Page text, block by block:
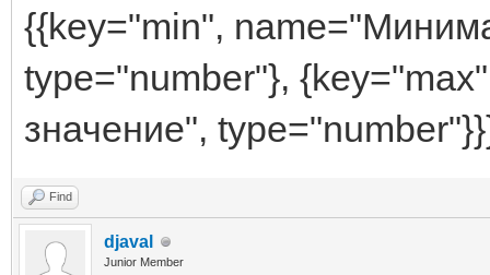
{{key="min",
type="number"},
значение",
Find
djaval
Junior Member